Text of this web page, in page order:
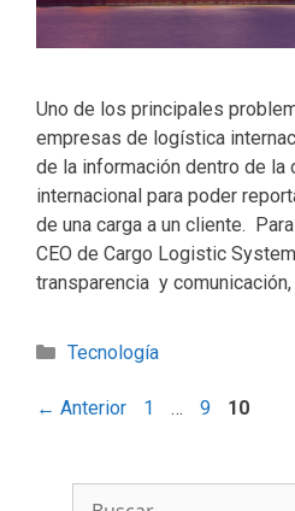
Uno de los principales
empresas de logística
de la información dentro de la
internacional para poder
de una carga a un cliente.
CEO de Cargo Logistic
transparencia y comunicación,
Tecnología
← Anterior 1 … 9 10